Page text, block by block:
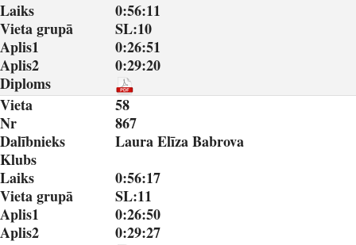
Laiks
0:56:11
Vieta grupā
SL:10
Aplis1
0:26:51
Aplis2
0:29:20
Diploms
Vieta
58
Nr
867
Dalībnieks
Laura Elīza Babrova
Klubs
Laiks
0:56:17
Vieta grupā
SL:11
Aplis1
0:26:50
Aplis2
0:29:27